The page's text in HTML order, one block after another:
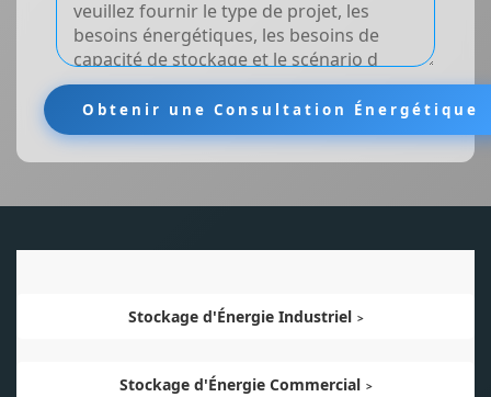
Stockage d'Énergie Industriel
Stockage d'Énergie Commercial